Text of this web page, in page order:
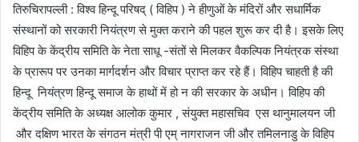
तिरुचिरापल्ली : विश्व हिन्दू परिषद् ( विहिप ) ने हीणुओं के मंदिरों और सधार्मिक
संस्थानों को सरकारी नियंत्रण से मुक्त कराने की पहल शुरू कर दी है। इसके लिए
विहिप के केंद्रीय समिति के नेता साधू -संतों से मिलकर वैकल्पिक नियंत्रक संस्था
के प्रारूप पर उनका मार्गदर्शन और विचार प्राप्त कर रहे हैं। विहिप चाहती है की
हिन्दू नियंत्रण हिन्दू समाज के हाथों में हो न की सरकार के अधीन। विहिप की
केंद्रीय समिति के अध्यक्ष आलोक कुमार , संयुक्त महासचिव एस थानुमालयन जी
और दक्षिण भारत के संगठन मंत्री पी एम् नागराजन जी और तमिलनाडु के विहिप